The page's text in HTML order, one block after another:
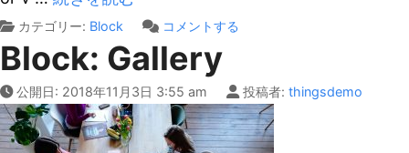
カテゴリー: Block コメントする
Block: Gallery
公開日: 2018年11月3日 3:55 am 投稿者: thingsdemo